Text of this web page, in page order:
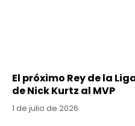
El próximo Rey de la
de Nick Kurtz al MVP
1 de julio de 2026